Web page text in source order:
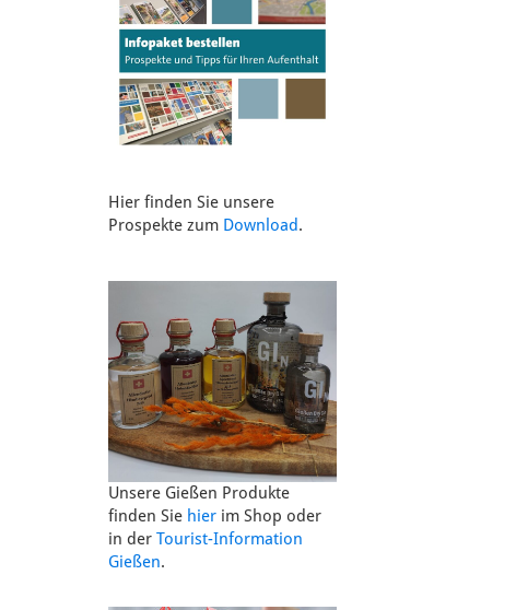
Hier finden Sie unsere
Prospekte zum Download.
Unsere Gießen Produkte
finden Sie hierim Shop oder
in der Tourist-Information
Gießen.